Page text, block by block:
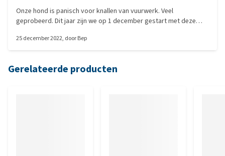
Onze hond is panisch voor knallen van vuurwerk. Veel
geprobeerd. Dit jaar zijn we op 1 december gestart met deze
minder. De angst voor vuurwerk is natuurlijk niet verdwenen,
knallen is een hele vooruitgang.
25 december 2022, doorBep
Gerelateerde producten